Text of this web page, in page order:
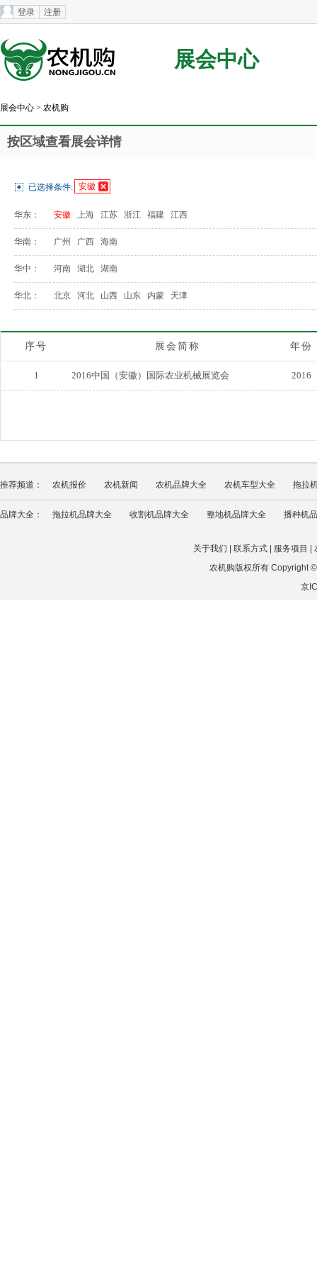
登录 注册
展会中心
展会中心 > 农机购
按区域查看展会详情
已选择条件: 安徽
华东： 安徽 上海 江苏 浙江 福建 江西
华南： 广州 广西 海南
华中： 河南 湖北 湖南
华北： 北京 河北 山西 山东 内蒙 天津
序号 展会简称 年份
1 2016中国（安徽）国际农业机械展览会 2016
推荐频道： 农机报价 农机新闻 农机品牌大全 农机车型大全 拖拉
品牌大全： 拖拉机品牌大全 收割机品牌大全 整地机品牌大全 播种机
关于我们 联系方式| 服务项目
农机购版权所有 Copyright
京